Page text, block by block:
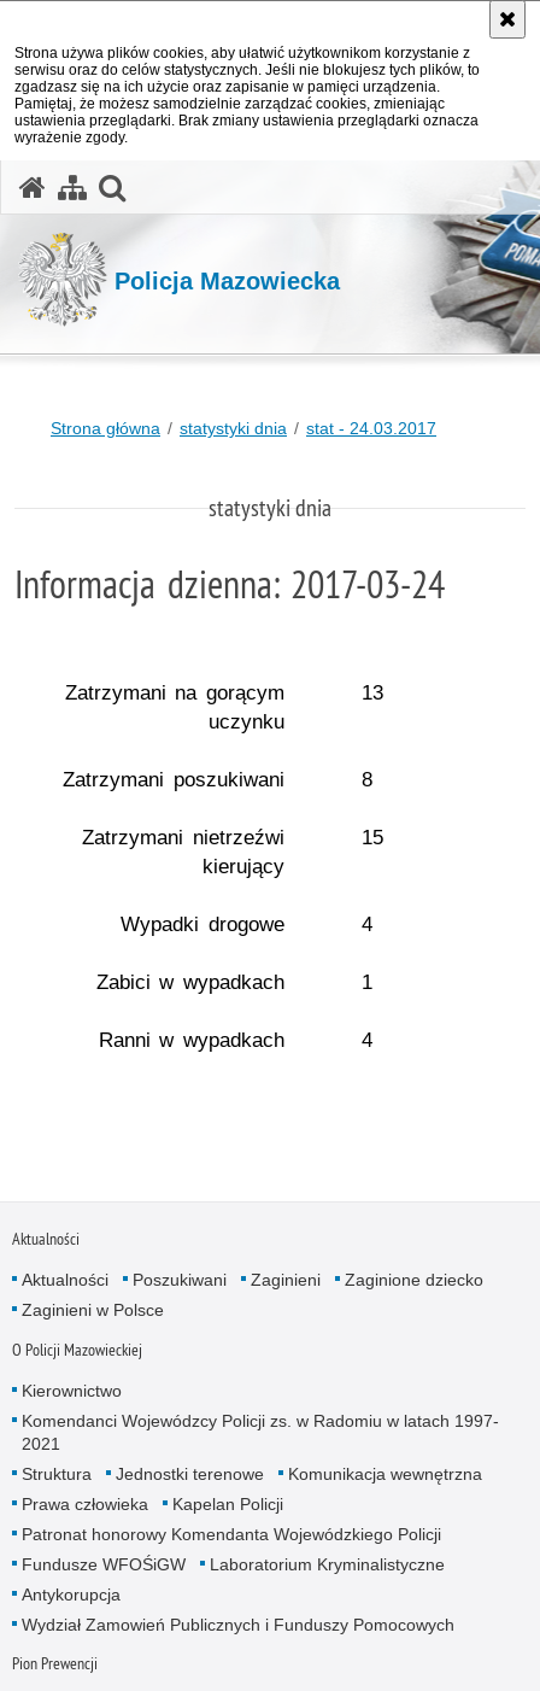
Strona używa plików cookies, aby ułatwić użytkownikom korzystanie z
serwisu oraz do celów statystycznych. Jeśli nie blokujesz tych plików, to
zgadzasz się na ich użycie oraz zapisanie w pamięci urządzenia.
Pamiętaj, że możesz samodzielnie zarządzać cookies, zmieniając
ustawienia przeglądarki. Brak zmiany ustawienia przeglądarki oznacza
wyrażenie zgody.
Policja Mazowiecka
Strona główna statystyki dnia stat - 24.03.2017
statystyki dnia
Informacja dzienna: 2017-03-24
Zatrzymani na gorącym
uczynku
13
Zatrzymani poszukiwani 8
Zatrzymani nietrzeźwi
kierujący
15
Wypadki drogowe 4
Zabici w wypadkach 1
Ranni w wypadkach 4
Aktualności
Aktualności Poszukiwani Zaginieni
Zaginione dziecko
Zaginieni w Polsce
O Policji Mazowieckiej
Kierownictwo
Komendanci Wojewódzcy Policji zs. w Radomiu w latach 1997-
2021
Struktura
Jednostki terenowe
Komunikacja wewnętrzna
Prawa człowieka
Kapelan Policji
Patronat honorowy Komendanta Wojewódzkiego Policji
Fundusze WFOŚiGW
Laboratorium Kryminalistyczne
Antykorupcja
Wydział Zamowień Publicznych i Funduszy Pomocowych
Pion Prewencji